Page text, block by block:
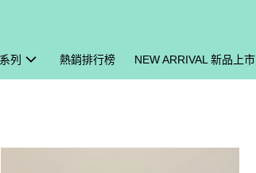
列 熱銷排行榜 NEW ARRIVAL 新品上市